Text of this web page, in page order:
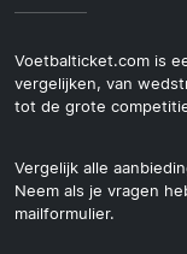
Voetbalticket.com is
vergelijken, van
tot de grote
Vergelijk alle
Neem als je vragen
mailformulier.